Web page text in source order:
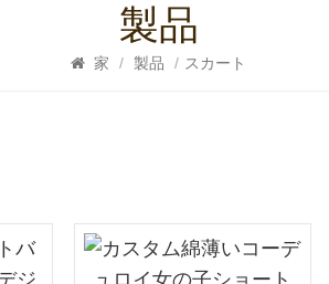
製品
家 / 製品 / スカート